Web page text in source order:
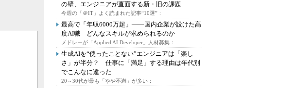
の壁、エンジニアが直面する新・旧の課題
今週の「＠IT」よく読まれた記事“10選”：
最高で「年収6000万超」――国内企業が設けた高
度AI職 どんなスキルが求められるのか
メドレーが「Applied AI Developer」人材募集：
生成AIを“使ったことない”エンジニアは「楽し
さ」が半分？ 仕事に「満足」する理由は年代別
でこんなに違った
20～30代が最も「やや不満」が多い：